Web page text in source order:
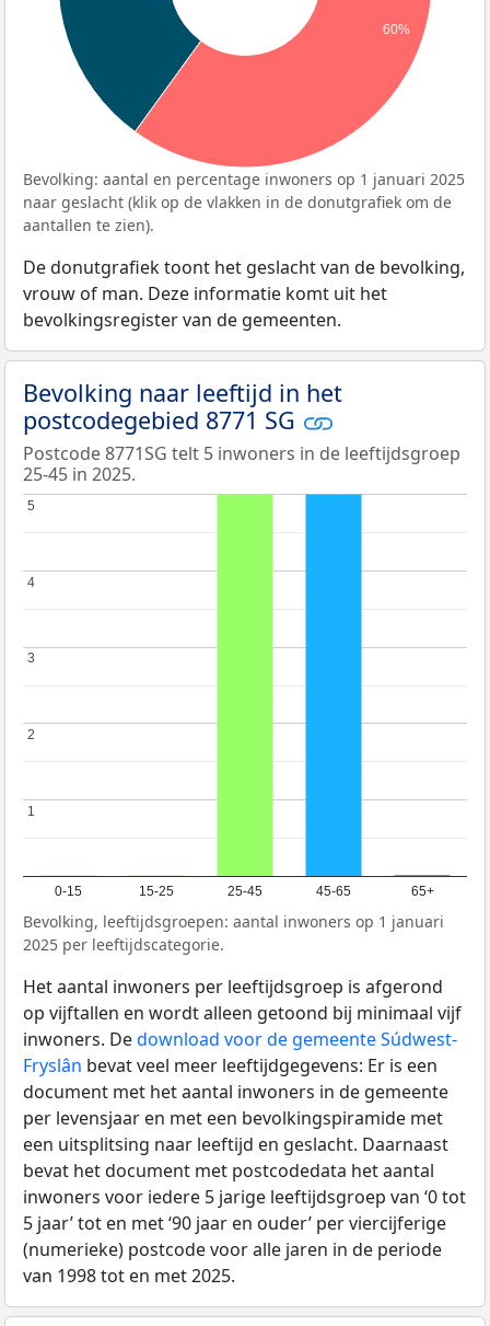
60%
Bevolking: aantal en percentage inwoners op 1 januari 2025
naar geslacht (klik op de vlakken in de donutgrafiek om de
aantallen te zien).
De donutgrafiek toont het geslacht van de bevolking,
vrouw of man. Deze informatie komt uit het
bevolkingsregister van de gemeenten.
Bevolking naar leeftijd in het
postcodegebied 8771 SG
Postcode 8771SG telt 5 inwoners in de leeftijdsgroep
25-45 in 2025.
0-15 15-25 25-45 45-65 65+
1
1
2
2
3
3
4
4
5
5
Bevolking, leeftijdsgroepen: aantal inwoners op 1 januari
2025 per leeftijdscategorie.
Het aantal inwoners per leeftijdsgroep is afgerond
op vijftallen en wordt alleen getoond bij minimaal vijf
inwoners. Dedownload voor de gemeente Súdwest-
Fryslân bevat veel meer leeftijdgegevens: Er is een
document met het aantal inwoners in de gemeente
per levensjaar en met een bevolkingspiramide met
een uitsplitsing naar leeftijd en geslacht. Daarnaast
bevat het document met postcodedata het aantal
inwoners voor iedere 5 jarige leeftijdsgroep van ‘0 tot
5 jaar’ tot en met ‘90 jaar en ouder’ per viercijferige
(numerieke) postcode voor alle jaren in de periode
van 1998 tot en met 2025.